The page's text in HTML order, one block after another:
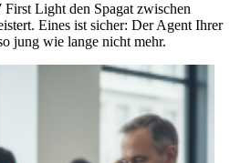
Light den Spagat zwischen
Eines ist sicher: Der Agent Ihrer
jung wie lange nicht mehr.